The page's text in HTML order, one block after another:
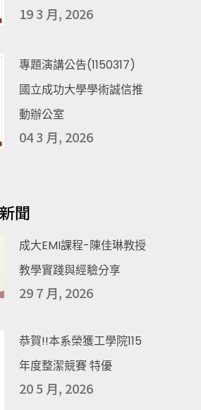
19 3 月, 2026
專題演講公告(1150317)
國立成功大學學術誠信推
動辦公室
04 3 月, 2026
聞
成大EMI課程-陳佳琳教授
教學實踐與經驗分享
29 7 月, 2026
恭賀!!本系榮獲工學院115
年度整潔競賽 特優
20 5 月, 2026